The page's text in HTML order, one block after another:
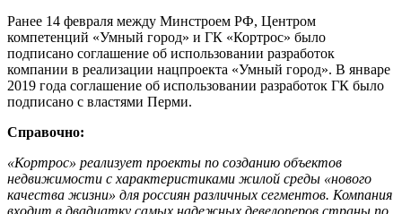
Ранее 14 февраля между Минстроем РФ, Центром
компетенций «Умный город» и ГК «Кортрос» было
подписано соглашение об использовании разработок
компании в реализации нацпроекта «Умный город». В январе
2019 года соглашение об использовании разработок ГК было
подписано с властями Перми.
Справочно:
«Кортрос» реализует проекты по созданию объектов
недвижимости с характеристиками жилой среды «нового
качества жизни» для россиян различных сегментов. Компания